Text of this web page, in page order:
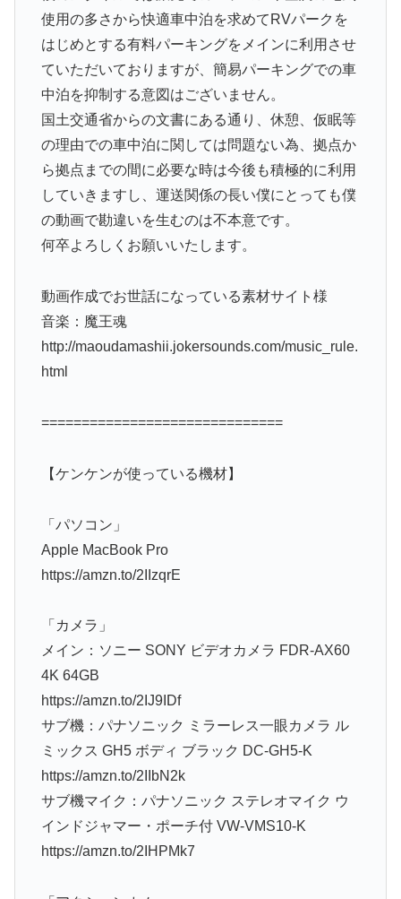
使用の多さから快適車中泊を求めてRVパークを
はじめとする有料パーキングをメインに利用させ
ていただいておりますが、簡易パーキングでの車
中泊を抑制する意図はございません。
国土交通省からの文書にある通り、休憩、仮眠等
の理由での車中泊に関しては問題ない為、拠点か
ら拠点までの間に必要な時は今後も積極的に利用
していきますし、運送関係の長い僕にとっても僕
の動画で勘違いを生むのは不本意です。
何卒よろしくお願いいたします。
動画作成でお世話になっている素材サイト様
音楽：魔王魂
http://maoudamashii.jokersounds.com/music_rule.
html
==============================
【ケンケンが使っている機材】
「パソコン」
Apple MacBook Pro
https://amzn.to/2IIzqrE
「カメラ」
メイン：ソニー SONY ビデオカメラ FDR-AX60
4K 64GB
https://amzn.to/2IJ9IDf
サブ機：パナソニック ミラーレス一眼カメラ ル
ミックス GH5 ボディ ブラック DC-GH5-K
https://amzn.to/2IIbN2k
サブ機マイク：パナソニック ステレオマイク ウ
インドジャマー・ポーチ付 VW-VMS10-K
https://amzn.to/2IHPMk7